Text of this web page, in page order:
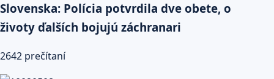
Slovenska: Polícia potvrdila dve obete, o
životy ďalších bojujú záchranari
2642 prečítaní